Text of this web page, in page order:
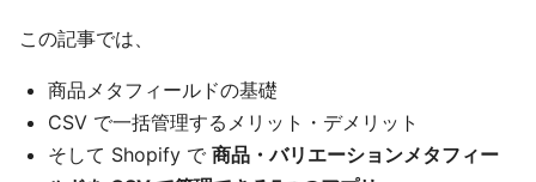
この記事では、
商品メタフィールドの基礎
CSV で一括管理するメリット・デメリット
そして Shopify で 商品・バリエーションメタフィー